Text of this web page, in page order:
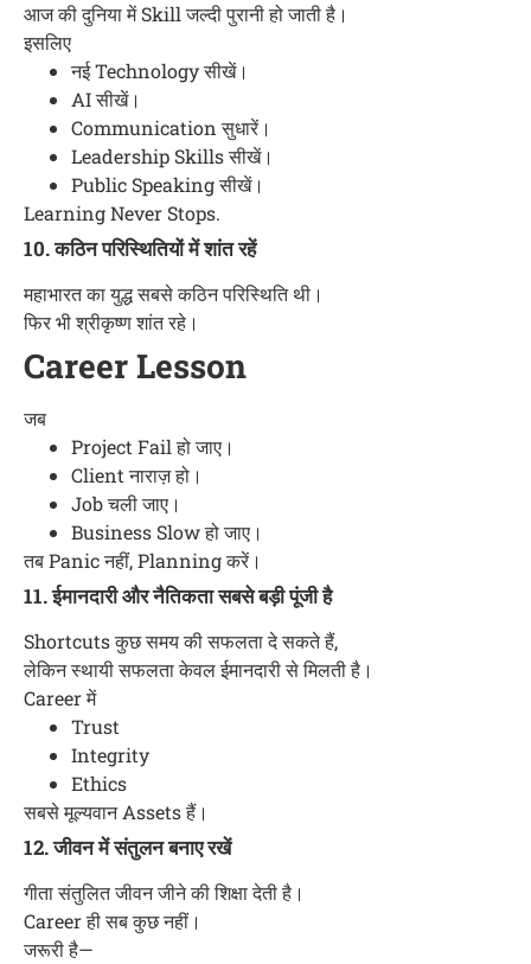
आज की दुनिया में Skill जल्दी पुरानी हो जाती है।
इसलिए
नई Technology सीखें।
AI सीखें।
Communication सुधारें।
Leadership Skills सीखें।
Public Speaking सीखें।
Learning Never Stops.
10. कठिन परिस्थितियों में शांत रहें
महाभारत का युद्ध सबसे कठिन परिस्थिति थी।
फिर भी श्रीकृष्ण शांत रहे।
Career Lesson
जब
Project Fail हो जाए।
Client नाराज़ हो।
Job चली जाए।
Business Slow हो जाए।
तब Panic नहीं, Planning करें।
11. ईमानदारी और नैतिकता सबसे बड़ी पूंजी है
Shortcuts कुछ समय की सफलता दे सकते हैं,
लेकिन स्थायी सफलता केवल ईमानदारी से मिलती है।
Career में
Trust
Integrity
Ethics
सबसे मूल्यवान Assets हैं।
12. जीवन में संतुलन बनाए रखें
गीता संतुलित जीवन जीने की शिक्षा देती है।
Career ही सब कुछ नहीं।
जरूरी है—